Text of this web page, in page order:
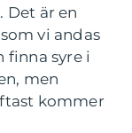
Det är en
vi andas
finna syre i
men
kommer